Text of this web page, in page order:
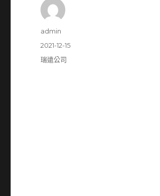
作
admin
發
佈
2021-12-15
分
瑞遠公司